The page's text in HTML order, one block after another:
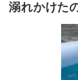
溺れかけた